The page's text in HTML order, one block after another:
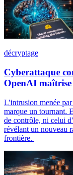
décryptage
Cyberattaque
OpenAI maîtrise
L'intrusion menée
marque un tournant.
de contrôle, ni celui
révélant un nouveau
frontière.